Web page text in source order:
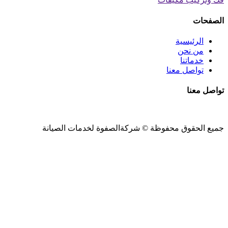
الصفحات
الرئيسية
من نحن
خدماتنا
تواصل معنا
تواصل معنا
جميع الحقوق محفوظة © شركةالصفوة لخدمات الصيانة